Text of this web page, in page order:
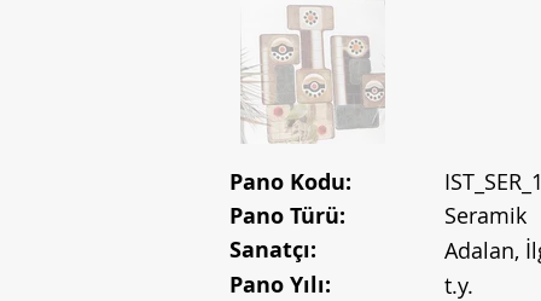
Pano Kodu:
Pano Türü:
Sanatçı:
Pano Yılı:
Seramik
Adalan,
t.y.